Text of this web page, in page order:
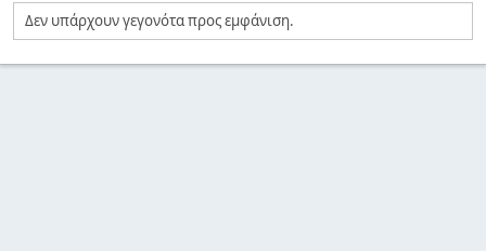
Δεν υπάρχουν γεγονότα προς εμφάνιση.